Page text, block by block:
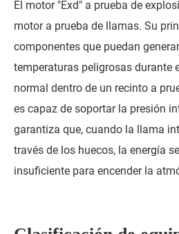
El motor "Exd" a prueba de
motor a prueba de llamas. Su
componentes que puedan
temperaturas peligrosas durante
normal dentro de un recinto a
es capaz de soportar la presión
garantiza que, cuando la llama
través de los huecos, la energía
insuficiente para encender la